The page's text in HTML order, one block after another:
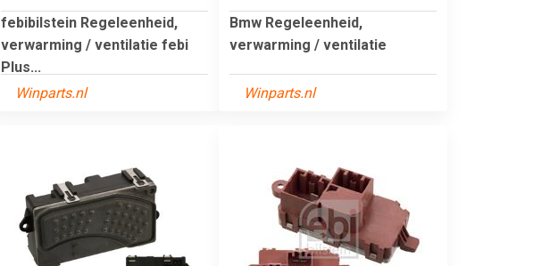
febibilstein Regeleenheid,
verwarming / ventilatie febi
Plus...
Winparts.nl
Bmw Regeleenheid,
verwarming / ventilatie
Winparts.nl